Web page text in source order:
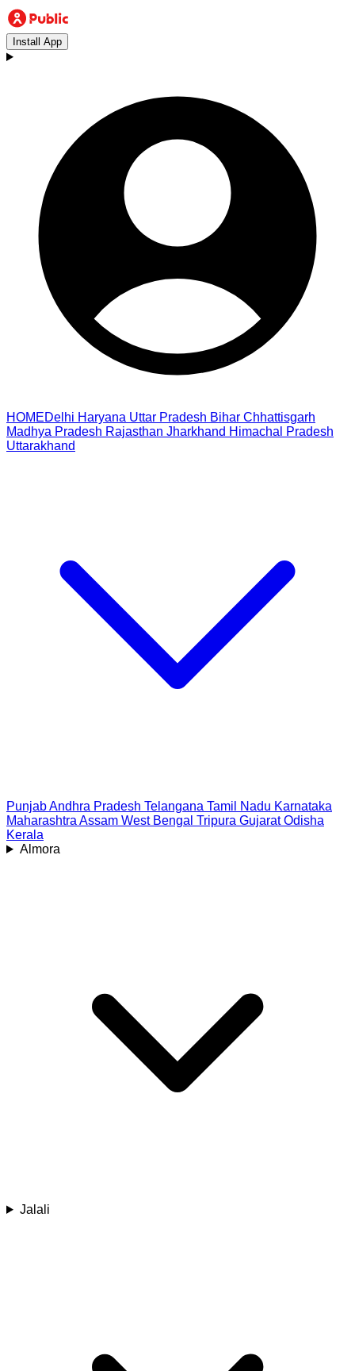
Install App
HOMEDelhi Haryana Uttar Pradesh Bihar Chhattisgarh
Madhya Pradesh Rajasthan Jharkhand Himachal Pradesh
Uttarakhand
PunjabAndhra Pradesh Telangana Tamil Nadu Karnataka
Maharashtra Assam West Bengal Tripura Gujarat Odisha
Kerala
Almora
Jalali